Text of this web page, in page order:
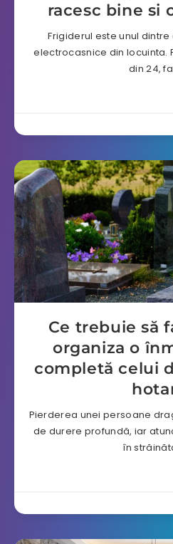
racesc bine si
Frigiderul este unul
electrocasnice din locuinta.
din 24,
Ce trebuie să
organiza o
completă celui
Pierderea unei persoane
de durere profundă, iar
în